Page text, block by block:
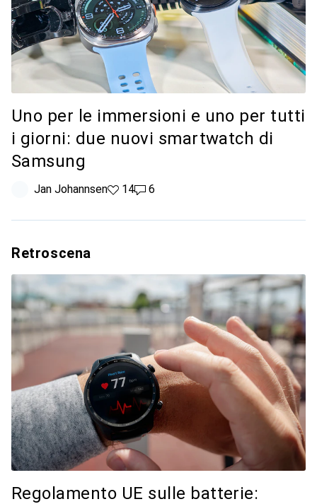
Uno per le immersioni e uno per tutti
i giorni: due nuovi smartwatch di
Samsung
Jan Johannsen14 like
146 commenti
6
Retroscena
Regolamento UE sulle batterie: